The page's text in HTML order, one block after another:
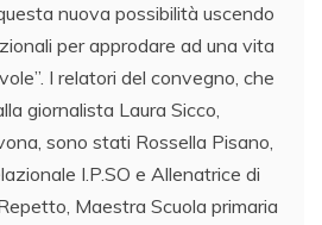
nuova possibilità uscendo
per approdare ad una vita
I relatori del convegno, che
giornalista Laura Sicco,
sono stati Rossella Pisano,
I.P.SO e Allenatrice di
Maestra Scuola primaria